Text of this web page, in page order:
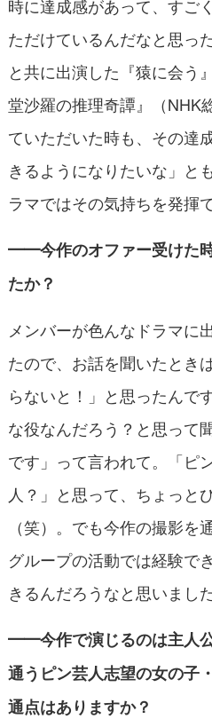
時に達成感があって、すご
ただけているんだなと思っ
と共に出演した『猿に会う
堂沙羅の推理奇譚』（NHK
ていただいた時も、その達
きるようになりたいな」と
ラマではその気持ちを発揮
━━今作のオファー受けた
たか？
メンバーが色んなドラマに
たので、お話を聞いたとき
らないと！」と思ったんで
な役なんだろう？と思って
です」って言われて。「
人？」と思って、ちょっと
（笑）。でも今作の撮影を
グループの活動では経験で
きるんだろうなと思いました
━━今作で演じるのは主人
通う ピン芸人志望の女の子
通点はありますか？